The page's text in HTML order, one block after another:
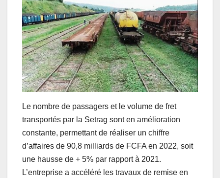
Le nombre de passagers et le volume de fret
transportés par la Setrag sont en amélioration
constante, permettant de réaliser un chiffre
d’affaires de 90,8 milliards de FCFA en 2022, soit
une hausse de + 5% par rapport à 2021.
L’entreprise a accéléré les travaux de remise en